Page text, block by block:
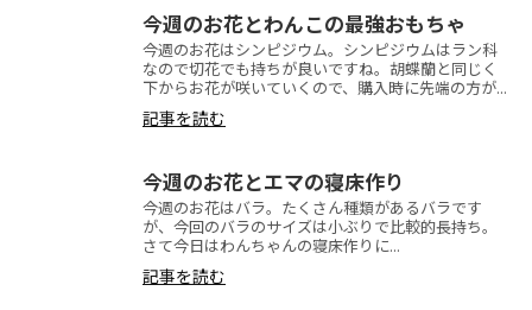
今週のお花とわんこの最強おもちゃ
今週のお花はシンピジウム。シンピジウムはラン科
なので切花でも持ちが良いですね。胡蝶蘭と同じく
下からお花が咲いていくので、購入時に先端の方が...
記事を読む
今週のお花とエマの寝床作り
今週のお花はバラ。たくさん種類があるバラです
が、今回のバラのサイズは小ぶりで比較的長持ち。
さて今日はわんちゃんの寝床作りに...
記事を読む